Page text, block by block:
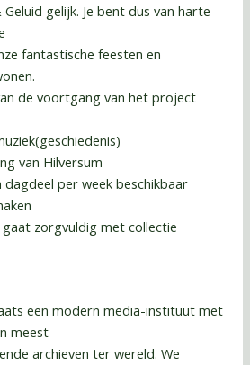
gelijk. Je bent dus van harte
fantastische feesten en
de voortgang van het project
van Hilversum
dagdeel per week beschikbaar
gaat zorgvuldig met collectie
een modern media-instituut met
meest
archieven ter wereld. We